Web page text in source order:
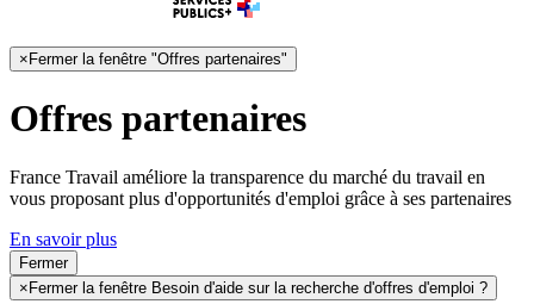
× Fermer la fenêtre "Offres partenaires"
Offres partenaires
France Travail améliore la transparence du marché du travail en
vous proposant plus d'opportunités d'emploi grâce à ses partenaires
En savoir plus
Fermer
× Fermer la fenêtre Besoin d'aide sur la recherche d'offres d'emploi ?